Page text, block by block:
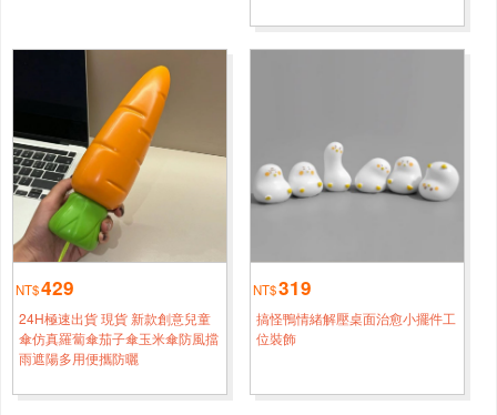
仲*[0933****8143]
熊貓20厘米變身小熊貓含尾巴25厘米
朱*[0932****9381]
4小時鐘前
熊貓30厘米變身小熊貓含尾巴35厘米
李*[0933****4812]
熊貓45厘米變身小熊貓含尾巴50厘米
趙*[0932****3196]
5小時鐘前
熊貓45厘米變身小熊貓含尾巴50厘米
NT$429
24H極速出貨 現貨 新款創意兒童
傘仿真羅蔔傘茄子傘玉米傘防風擋
雨遮陽多用便攜防曬
NT$319
搞怪鴨情緒解壓桌面治愈小擺件工
位裝飾